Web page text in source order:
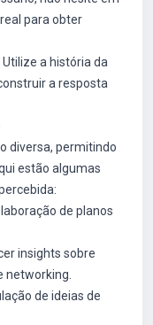
para obter
Utilize a história da
a resposta
diversa, permitindo
estão algumas
de planos
insights sobre
networking.
de ideias de